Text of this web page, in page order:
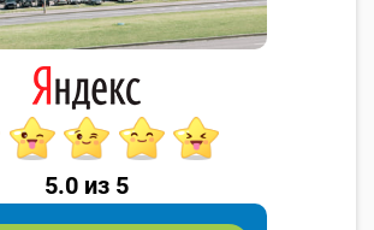
5.0 из 5